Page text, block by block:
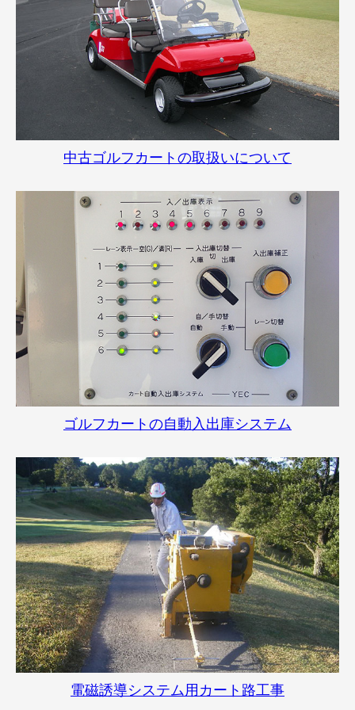
中古ゴルフカートの取扱いについて
ゴルフカートの自動入出庫システム
電磁誘導システム用カート路工事